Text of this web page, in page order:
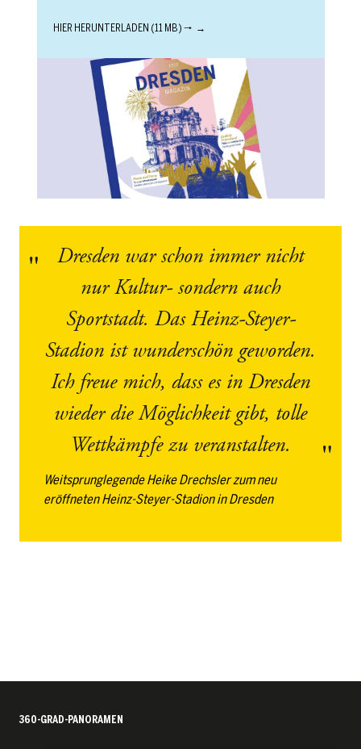
HIER HERUNTERLADEN (11 MB) 🠒
Dresden war schon immer nicht
nur Kultur- sondern auch
Sportstadt. Das Heinz-Steyer-
Stadion ist wunderschön geworden.
Ich freue mich, dass es in Dresden
wieder die Möglichkeit gibt, tolle
Wettkämpfe zu veranstalten.
Weitsprunglegende Heike Drechsler zum neu
eröffneten Heinz-Steyer-Stadion in Dresden
360-GRAD-PANORAMEN